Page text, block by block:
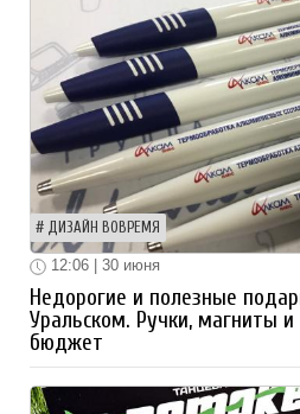
ДИЗАЙН ВОВРЕМЯ
12:06 | 30 июня
Недорогие и полезные
Уральском. Ручки, магниты
бюджет